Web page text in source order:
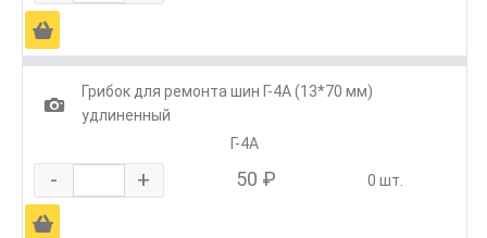
Ä
1
Грибок для ремонта шин Г-4А (13*70 мм)
удлиненный
Г-4А
- + 50 ₽ 0 шт.
Ä